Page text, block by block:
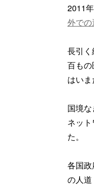
2011
外で
長引
百も
はい
国境
ネッ
た。
各国
の人道